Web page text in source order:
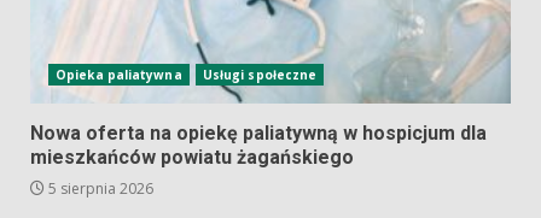
Opieka paliatywna Usługi społeczne
Nowa oferta na opiekę paliatywną w hospicjum dla
mieszkańców powiatu żagańskiego
5 sierpnia 2026